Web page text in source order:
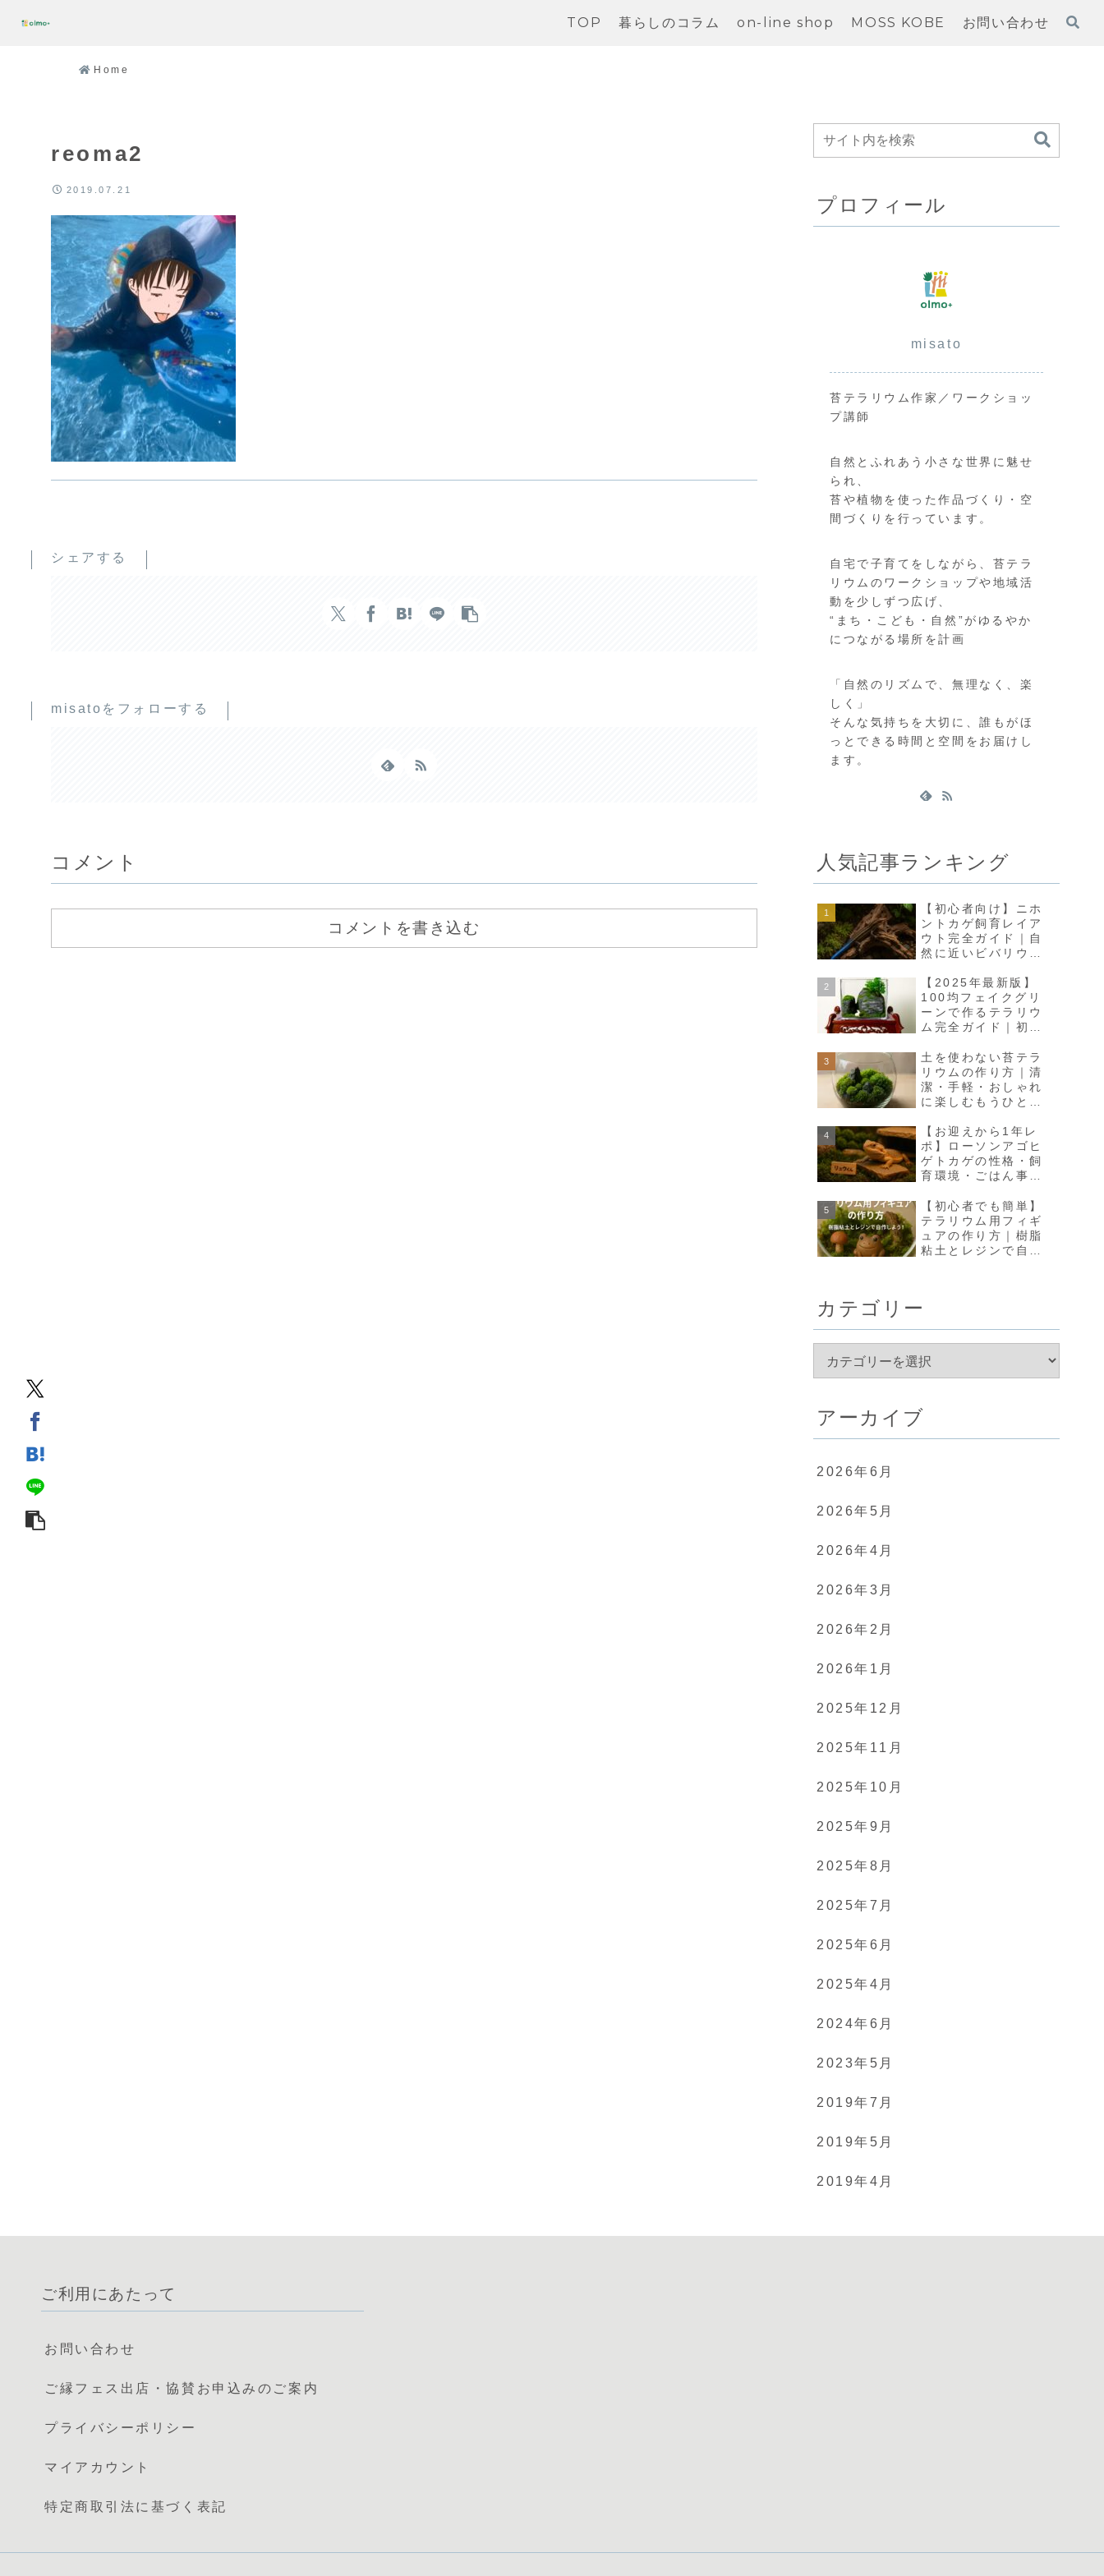
TOP 暮らしのコラム on-line shop MOSS KOBE お問い合わせ
Home
reoma2
2019.07.21
シェアする
misatoをフォローする
コメント
コメントを書き込む
プロフィール
misato
苔テラリウム作家／ワークショッ
プ講師
自然とふれあう小さな世界に魅せ
られ、
苔や植物を使った作品づくり・空
間づくりを行っています。
自宅で子育てをしながら、苔テラ
リウムのワークショップや地域活
動を少しずつ広げ、
“まち・こども・自然”がゆるやか
につながる場所を計画
「自然のリズムで、無理なく、楽
しく」
そんな気持ちを大切に、誰もがほ
っとできる時間と空間をお届けし
ます。
人気記事ランキング
【初心者向け】ニホ
ントカゲ飼育レイア
ウト完全ガイド｜自
然に近いビバリウム
ろう
【2025年最新版】
100均フェイクグリ
ーンで作るテラリウ
ム完全ガイド｜初心
リアに
土を使わない苔テラ
リウムの作り方｜清
潔・手軽・おしゃれ
に楽しむもうひとつ
【お迎えから1年レ
ポ】ローソンアゴヒ
ゲトカゲの性格・飼
育環境・ごはん事情
め【初心者でも簡単】
テラリウム用フィギ
ュアの作り方｜樹脂
粘土とレジンで自作
カテゴリー
アーカイブ
2026年6月
2026年5月
2026年4月
2026年3月
2026年2月
2026年1月
2025年12月
2025年11月
2025年10月
2025年9月
2025年8月
2025年7月
2025年6月
2025年4月
2024年6月
2023年5月
2019年7月
2019年5月
2019年4月
ご利用にあたって
お問い合わせ
ご縁フェス出店・協賛お申込みのご案内
プライバシーポリシー
マイアカウント
特定商取引法に基づく表記